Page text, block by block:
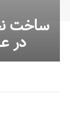
ساخت
در